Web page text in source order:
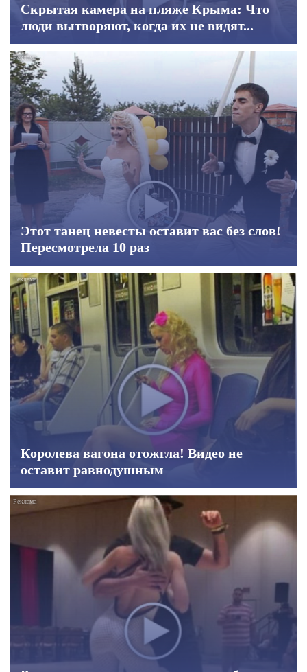
Скрытая камера на пляже Крыма: Что
люди вытворяют, когда их не видят...
Этот танец невесты оставит вас без слов!
Пересмотрела 10 раз
Королева вагона отожгла! Видео не
оставит равнодушным